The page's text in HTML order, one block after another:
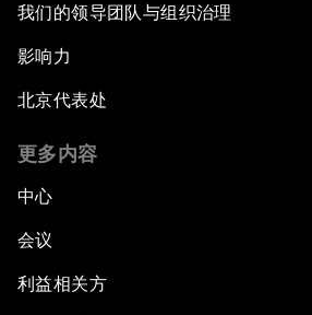
我们的领导团队与组织治理
影响力
北京代表处
更多内容
中心
会议
利益相关方